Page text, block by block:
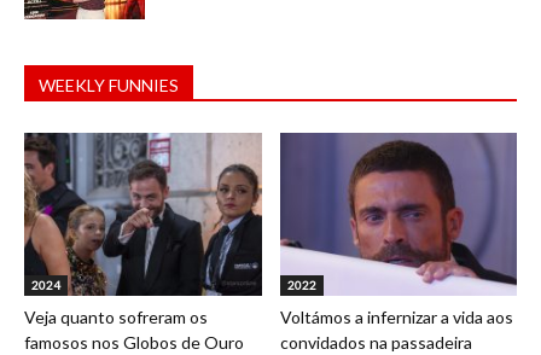
WEEKLY FUNNIES
2024
Veja quanto sofreram os
famosos nos Globos de Ouro
2022
Voltámos a infernizar a vida aos
convidados na passadeira